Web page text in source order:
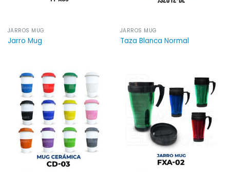
JARROS MUG
Jarro Mug
JARROS MUG
Taza Blanca Normal